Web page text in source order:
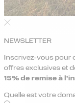
NEWSLETTER
Inscrivez-vous pour
offres exclusives et
15% de remise à
Quelle est votre